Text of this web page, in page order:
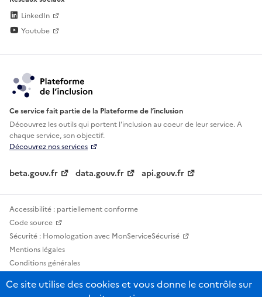
LinkedIn
Youtube
Ce service fait partie de la Plateforme de l’inclusion
Découvrez les outils qui portent l'inclusion aucoeur de leur service. A
chaque service, son objectif.
Découvrez nos services
beta.gouv.fr data.gouv.fr api.gouv.fr
Accessibilité : partiellement conforme
Code source
Sécurité : Homologation avec MonServiceSécurisé
Mentions légales
Conditions générales
Statistiques, lexiques et indicateurs
Ce site utilise des cookies et vous donne le contrôle sur